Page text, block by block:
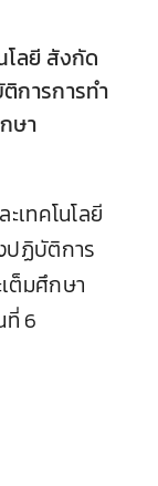
โลยี สังกัด
การการทำ
ษา
ทคโนโลยี
ปฏิบัติการ
ต็มศึกษา
ที่ 6